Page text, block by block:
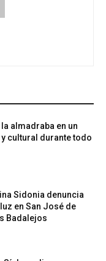
almadraba en un
cultural durante todo
Sidonia denuncia
en San José de
Badalejos